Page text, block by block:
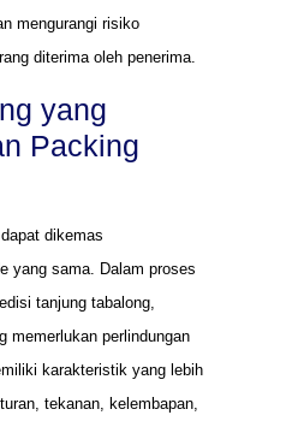
mengurangi risiko
diterima oleh penerima.
yang
Packing
dikemas
yang sama. Dalam proses
tanjung tabalong,
memerlukan perlindungan
karakteristik yang lebih
tekanan, kelembapan,